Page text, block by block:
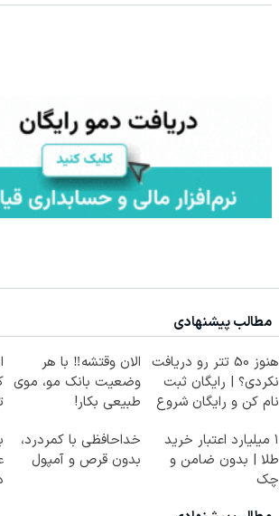
مطالب پیشنهادی
هنوز 50 تتر رو دریافت
نکردی؟ | رایگان ثبت
نام کن و رایگان شروع
الان وقتشه‼️ با هر
وضعیت بانک مو، موی
طبیعی بکار!
۱ میلیارد اعتبار خرید
طلا | بدون ضامن و
چک
خداحافظی با کمردرد،
بدون قرص و آمپول